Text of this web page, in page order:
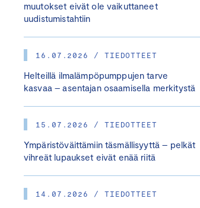
muutokset eivät ole vaikuttaneet
uudistumistahtiin
16.07.2026 / TIEDOTTEET
Helteillä ilmalämpöpumppujen tarve
kasvaa – asentajan osaamisella merkitystä
15.07.2026 / TIEDOTTEET
Ympäristöväittämiin täsmällisyyttä – pelkät
vihreät lupaukset eivät enää riitä
14.07.2026 / TIEDOTTEET